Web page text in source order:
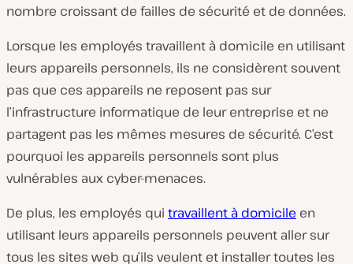
nombre croissant de failles de sécurité et de données.
Lorsque les employés travaillent à domicile en utilisant
leurs appareils personnels, ils ne considèrent souvent
pas que ces appareils ne reposent pas sur
l’infrastructure informatique de leur entreprise et ne
partagent pas les mêmes mesures de sécurité. C’est
pourquoi les appareils personnels sont plus
vulnérables aux cyber-menaces.
De plus, les employés qui travaillent à domicile en
utilisant leurs appareils personnels peuvent aller sur
tous les sites web qu’ils veulent et installer toutes les